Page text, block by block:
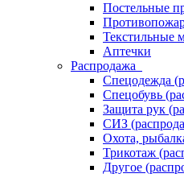
Постельные
Текстильные
Аптечки
Распродажа
Спецодежда
Спецобувь
Защита рук
СИЗ
Охота,
Трикотаж
Другое